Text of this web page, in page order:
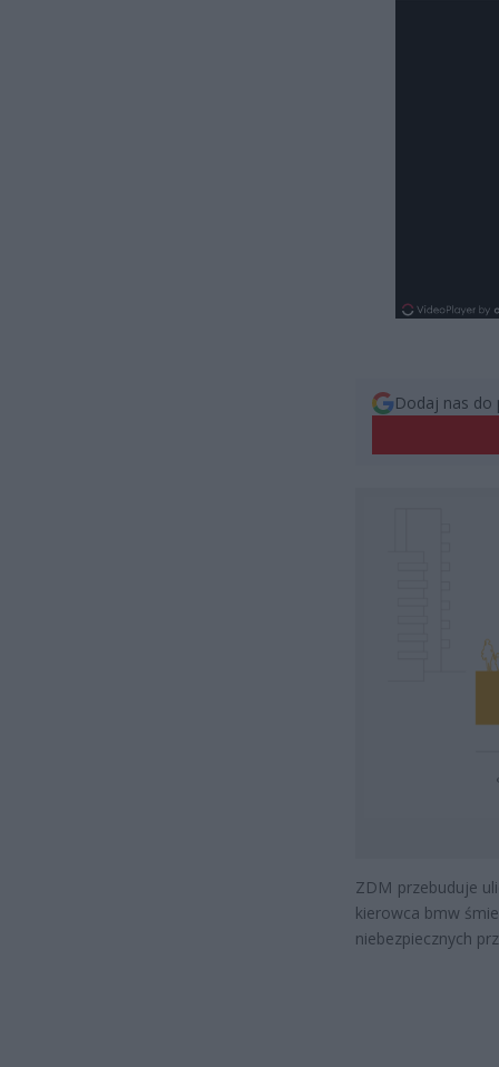
Dodaj nas do
ZDM przebuduje
kierowca bmw
niebezpiecznych